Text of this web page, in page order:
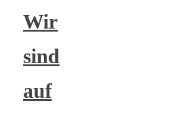
Wir
sind
auf